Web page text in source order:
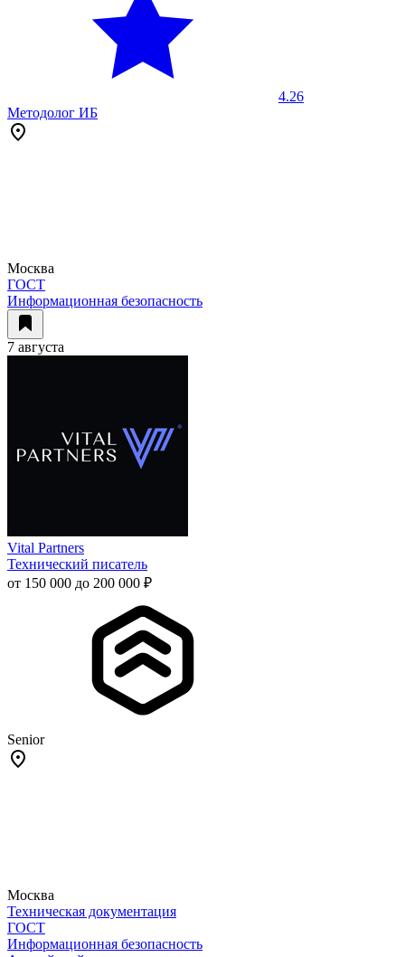
4.26
Методолог ИБ
Москва
ГОСТ
Информационная безопасность
7 августа
Vital Partners
Технический писатель
от 150 000 до 200 000 ₽
Senior
Москва
Техническая документация
ГОСТ
Информационная безопасность